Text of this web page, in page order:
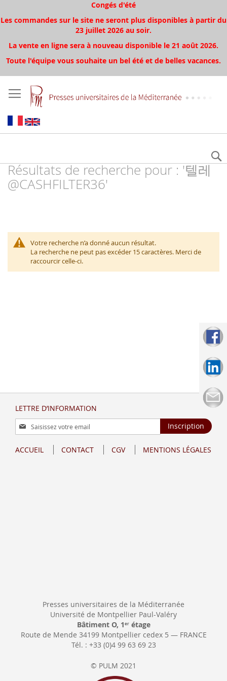
Congés d'été
Les commandes sur le site ne seront plus disponibles à partir du
23 juillet 2026 au soir.
La vente en ligne sera à nouveau disponible le 21 août 2026.
Toute l'équipe vous souhaite un bel été et de belles vacances.
Résultats de recherche pour : '텔레
@CASHFILTER36'
Votre recherche n’a donné aucun résultat.
La recherche ne peut pas excéder 15 caractères. Merci de
raccourcir celle-ci.
LETTRE D’INFORMATION
Inscription
à
lettre
Inscription
ACCUEIL CONTACT CGV MENTIONS LÉGALES
Presses universitaires de la Méditerranée
Université de Montpellier Paul-Valéry
Bâtiment O, 1 erétage
Route de Mende 34199 Montpellier cedex 5 — FRANCE
Tél. : +33 (0)4 99 63 69 23
© PULM 2021